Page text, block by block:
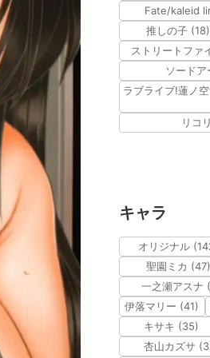
Fate/kaleid
推しの子 (18)
ストリートファ
ソード
ラブライブ!蓮ノ
リコ
キャラ
オリジナル
聖園ミカ (47)
一之瀬アスナ
伊落マリー (41)
キサキ (35)
杏山カズサ